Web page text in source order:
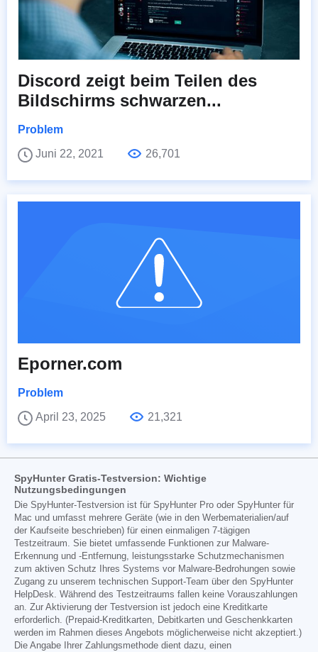
Discord zeigt beim Teilen des
Bildschirms schwarzen...
Problem
Juni 22, 2021
26,701
Eporner.com
Problem
April 23, 2025
21,321
SpyHunter Gratis-Testversion: Wichtige
Nutzungsbedingungen
Die SpyHunter-Testversion ist für SpyHunter Pro oder SpyHunter für
Mac und umfasst mehrere Geräte (wie in den Werbematerialien/auf
der Kaufseite beschrieben) für einen einmaligen 7-tägigen
Testzeitraum. Sie bietet umfassende Funktionen zur Malware-
Erkennung und -Entfernung, leistungsstarke Schutzmechanismen
zum aktiven Schutz Ihres Systems vor Malware-Bedrohungen sowie
Zugang zu unserem technischen Support-Team über den SpyHunter
HelpDesk. Während des Testzeitraums fallen keine Vorauszahlungen
an. Zur Aktivierung der Testversion ist jedoch eine Kreditkarte
erforderlich. (Prepaid-Kreditkarten, Debitkarten und Geschenkkarten
werden im Rahmen dieses Angebots möglicherweise nicht akzeptiert.)
Die Angabe Ihrer Zahlungsmethode dient dazu, einen